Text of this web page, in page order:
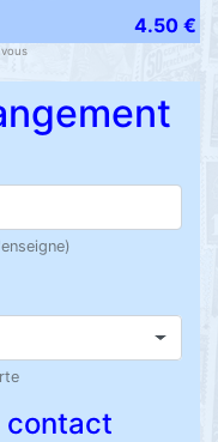
4.50 €
contact